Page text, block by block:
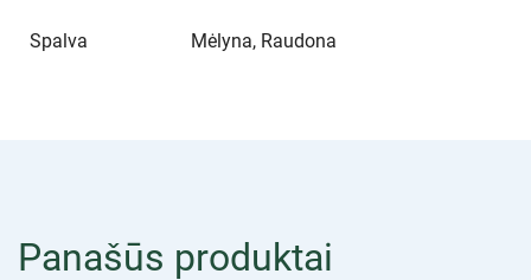
Spalva Mėlyna, Raudona
Panašūs produktai